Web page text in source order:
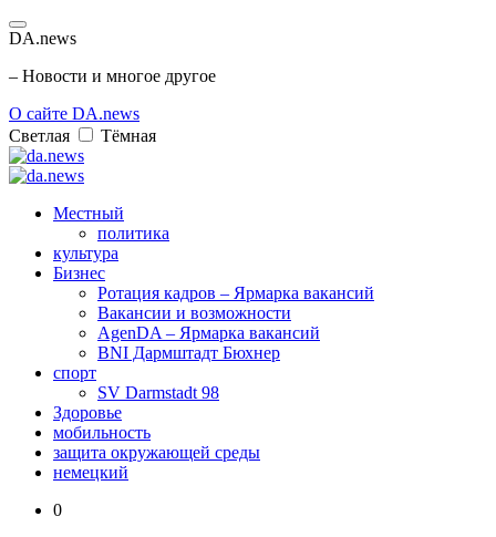
DA.news
– Новости и многое другое
О сайте DA.news
Светлая
Тёмная
Местный
политика
культура
Бизнес
Ротация кадров – Ярмарка вакансий
Вакансии и возможности
AgenDA – Ярмарка вакансий
BNI Дармштадт Бюхнер
спорт
SV Darmstadt 98
Здоровье
мобильность
защита окружающей среды
немецкий
0